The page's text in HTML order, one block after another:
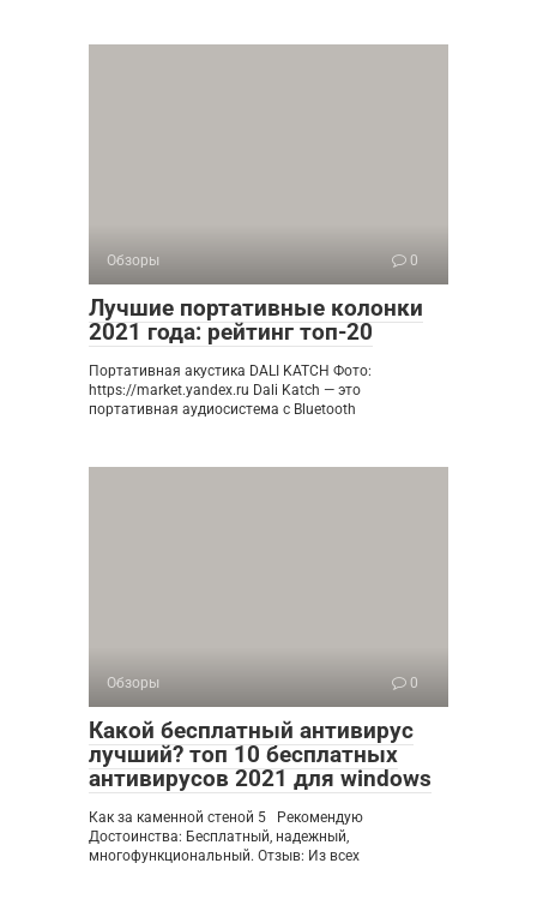
Обзоры 0
Лучшие портативные колонки
2021 года: рейтинг топ-20
Портативная акустика DALI KATCH Фото:
https://market.yandex.ru Dali Katch — это
портативная аудиосистема с Bluetooth
Обзоры 0
Какой бесплатный антивирус
лучший? топ 10 бесплатных
антивирусов 2021 для windows
Как за каменной стеной 5 Рекомендую
Достоинства: Бесплатный, надежный,
многофункциональный. Отзыв: Из всех